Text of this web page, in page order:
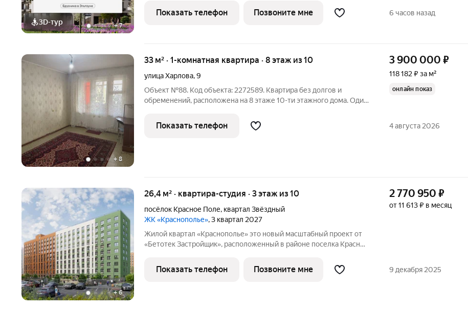
3D-тур +7
Эльтауне. Особенности планировки: балкон, предчистовая
отделка. №
Показать телефон Позвоните мне 6 часов назад
+ 8
33 м² · 1-комнатная квартира · 8 этаж из 10
улица Харлова,9
Объект №88. Код объекта: 2272589. Квартира без долгов и
обременений, расположена на 8 этаже 10-ти этажного дома. Один
составляет 9 кв.м. Окна выходят южную сторону, имеется
вместительный
3 900 000 ₽
118 182 ₽ за м²
онлайн показ
Показать телефон 4 августа 2026
+6
26,4 м² · квартира-студия · 3 этаж из 10
посёлок Красное Поле, квартал Звёздный
ЖК «Краснополье», 3 квартал 2027
Жилой квартал «Краснополье» это новый масштабный проект от
«Бетотек Застройщик», расположенный в районе поселка Красное
3.2 ЖК «Краснополье»: - чистовая отделка квартир - огороженная
2 770 950 ₽
от 11 613 ₽ в месяц
Показать телефон Позвоните мне 9 декабря 2025